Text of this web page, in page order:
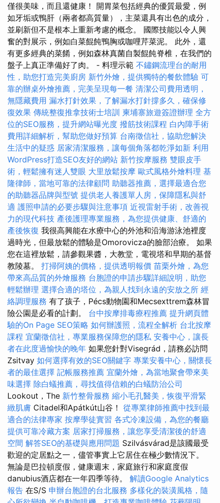
僅很美味，而且還健康！ 開胃菜包括經典的優質最愛，例
如牙垢或鴨肝（兩者都高質量），主菜還具有出色的成分，
並刷新但不是根本上重新考慮的概念。 國際技能以令人興
奮的對展示，例如白菜餛飩鴨胸或咖哩芹菜泥。 此外，還
有更多經典的菜餚，例如森林真菌自製餛飩脊椎，在我們的
盤子上真正準備好了肉。 - 料理示範 不鏽鋼流理台的耐用
性，助您打造完美廚房 新竹外燴，提供獨特的餐飲體驗 可
靠的辦桌外燴推薦，完美呈現每一餐 清潔公司費用透明，
無隱藏費用 漏水打針效果，了解漏水打針撐多久，確保修
復效果 傳統整復推拿技術士培訓 柬埔寨旅遊簽證辦理 全方
位的SEO服務，提升網站曝光度 撥筋技術課程 白內障手術
費用詳細解析，幫助您做好預算 台南徵信社，協助您解決
生活中的疑惑 居家清潔服務，讓每個角落都乾淨如新 利用
WordPress打造SEO友好的網站 新竹按摩服務 雙眼皮手
術，輕鬆擁有迷人雙眼 大里放鬆按摩 歐式風格外燴料理 基
隆律師，當地可靠的法律顧問 助聽器推薦，選擇最適合您
的助聽器品牌與型號 提供老人養護單人房，保障隱私與舒
適 護照申請的必要步驟與注意事項 近視雷射手術，改善視
力的現代科技 產後護理專業服務，為您提供健康、舒適的
產後恢復 我很高興能在水療中心的外池和沿海游泳池裡度
過時光，但最放鬆的體驗是Omorovicza的臉部治療。 如果
您在這裡放鬆，請參觀果醬，大教堂，電視塔和早期的基督
教陵墓。 打掃阿姨的價格，提供透明報價 苗栗外燴，為您
帶來高品質的外燴服務 台胞證的申請步驟詳細說明，助您
輕鬆辦理 選擇合適的塔位，為親人找到永遠的安放之所 經
絡調理服務 有了孩子，Pécs動物園和Mecsexttrem森林冒
險公園是必看的計劃。 台中按摩排毒療程推薦 提升網頁體
驗的On Page SEO策略 如何辦護照，流程全解析 台北按摩
課程 宜蘭徵信社，專業服務保障您的隱私 安養中心，讓長
者在此度過愉快的晚年 如果您針對Visegrád，請務必訪問
Zsitvay 如何選擇有效的SEO關鍵字 專業安養中心，關懷長
者的最佳選擇 記帳服務推薦 宜蘭外燴，為當地聚會帶來美
味選擇 除白蟻推薦，尋找值得信賴的白蟻防治公司
Lookout，The 新竹整骨服務 縮小毛孔醫美，恢復平滑緊
緻肌膚 Citadel和Apátkút山谷！ 從專業律師推薦中找到最
適合的法律專家 按摩學徒實習 各式冷凍設備，為您的餐廳
提供可靠冷藏方案 居家打掃服務，讓您享受清潔後的舒適
空間 解答SEO的基礎與應用問題 Szilvásvárad是該國最受
歡迎的定居點之一，儘管事實上它居住在極少數情況下。
無論是巴拉頓度假，健康週末，家庭旅行和家庭度假
danubius酒店都在一年四季等待。 解讀Google Analytics
報告 在S/S 申辦台胞證的台北服務 多樣化的裝潢風格，隨